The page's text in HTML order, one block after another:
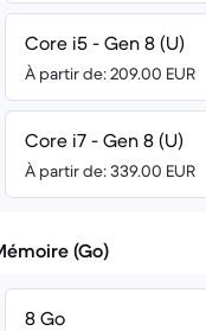
Core i5 - Gen 8 (U)
À partir de: 209.00 EUR
Core i7 - Gen 8 (U)
À partir de: 339.00 EUR
(Go)
8 Go